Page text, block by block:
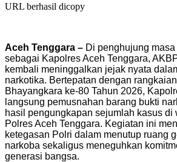
URL berhasil dicopy
Aceh Tenggara – Di penghujung
sebagai Kapolres Aceh Tenggara,
kembali meninggalkan jejak nyata
narkotika. Bertepatan dengan
Bhayangkara ke-80 Tahun 2026,
langsung pemusnahan barang bukti
hasil pengungkapan sejumlah kasus di
Polres Aceh Tenggara. Kegiatan ini
ketegasan Polri dalam menutup ruang
narkoba sekaligus meneguhkan
generasi bangsa.